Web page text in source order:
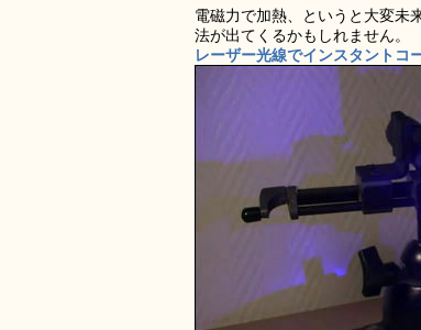
電磁力で加熱、というと大変未
法が出てくるかもしれません。
レーザー光線でインスタントコ